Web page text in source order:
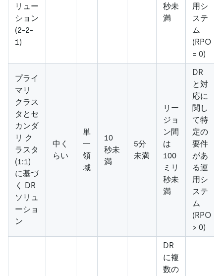
リュー
ション
(2-2-
1)
秒未
満
用シ
ステ
ム
(RPO
= 0)
プライ
マリ
クラス
タとセ
カンダ
リ ク
ラスタ
(1:1)
に基づ
く DR
ソリュ
ーショ
ン
中く
らい
単
一
領
域
10
秒未
満
5分
未満
リー
ジョ
ン間
は
100
ミリ
秒未
満
DR
と対
応に
関し
て特
定の
要件
があ
る運
用シ
ステ
ム
(RPO
> 0)
DR
に複
数の